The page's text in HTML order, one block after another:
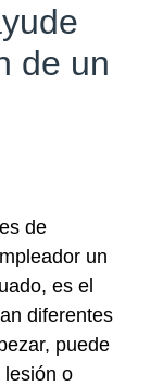
de un
de
un
es el
diferentes
puede
lesión o